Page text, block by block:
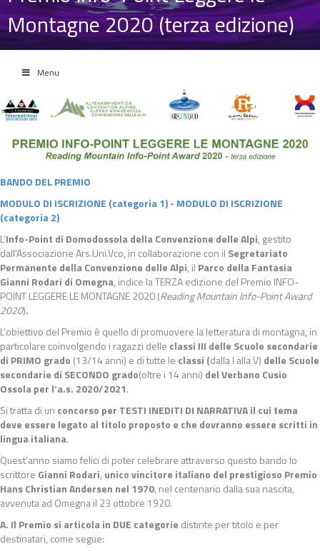
Montagne 2020 (terza edizione)
Menu
BANDO DEL PREMIO
MODULO DI ISCRIZIONE (categoria 1)- MODULO DI ISCRIZIONE
(categoria 2)
L’Info-Point di Domodossola della Convenzione delle Alpi, gestito
dall’Associazione Ars.Uni.Vco, in collaborazione con il Segretariato
Permanente della Convenzione delle Alpi, il Parco della Fantasia
Gianni Rodari di Omegna, indice la TERZA edizione del Premio INFO-
POINT LEGGERE LE MONTAGNE 2020 (Reading Mountain Info-Point Award
2020).
L’obiettivo del Premio è quello di promuovere la letteratura di montagna, in
particolare coinvolgendo i ragazzi delle classi III delle Scuole secondarie
di PRIMO grado (13/14 anni) e di tutte le classi (dalla I alla V) delle Scuole
secondarie di SECONDO grado(oltre i 14 anni) del Verbano Cusio
Ossola per l’a.s. 2020/2021.
Si tratta di un concorso per TESTI INEDITI DI NARRATIVAil cui tema
deve essere legato al titolo proposto e che dovranno essere scritti in
lingua italiana.
Quest'anno siamo felici di poter celebrare attraverso questo bando lo
scrittore Gianni Rodari, unico vincitore italiano del prestigioso Premio
Hans Christian Andersen nel 1970, nel centenario dalla sua nascita,
avvenuta ad Omegna il 23 ottobre 1920.
A. Il Premio si articola in DUE categorie distinte per titolo e per
destinatari, come segue: